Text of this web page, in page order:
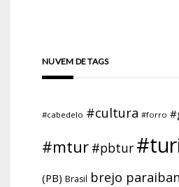
NUVEM DE TAGS
#cabedelo #cultura #forro
#mtur #pbtur
(PB) Brasil brejo